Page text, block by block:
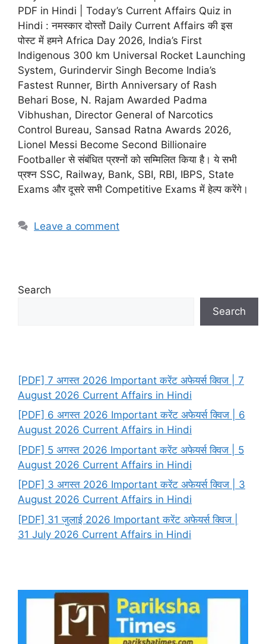
PDF in Hindi | Today’s Current Affairs Quiz in
Hindi : नमस्कार दोस्तों Daily Current Affairs की इस
पोस्ट में हमने Africa Day 2026, India’s First
Indigenous 300 km Universal Rocket Launching
System, Gurindervir Singh Become India’s
Fastest Runner, Birth Anniversary of Rash
Behari Bose, N. Rajam Awarded Padma
Vibhushan, Director General of Narcotics
Control Bureau, Sansad Ratna Awards 2026,
Lionel Messi Become Second Billionaire
Footballer से संबंधित प्रश्नों को सम्मिलित किया है। ये सभी
प्रश्न SSC, Railway, Bank, SBI, RBI, IBPS, State
Exams और दूसरे सभी Competitive Exams में हेल्प करेंगे।
Leave a comment
Search
Search
[PDF] 7 अगस्त 2026 Important करेंट अफेयर्स क्विज | 7
August 2026 Current Affairs in Hindi
[PDF] 6 अगस्त 2026 Important करेंट अफेयर्स क्विज | 6
August 2026 Current Affairs in Hindi
[PDF] 5 अगस्त 2026 Important करेंट अफेयर्स क्विज | 5
August 2026 Current Affairs in Hindi
[PDF] 3 अगस्त 2026 Important करेंट अफेयर्स क्विज | 3
August 2026 Current Affairs in Hindi
[PDF] 31 जुलाई 2026 Important करेंट अफेयर्स क्विज |
31 July 2026 Current Affairs in Hindi